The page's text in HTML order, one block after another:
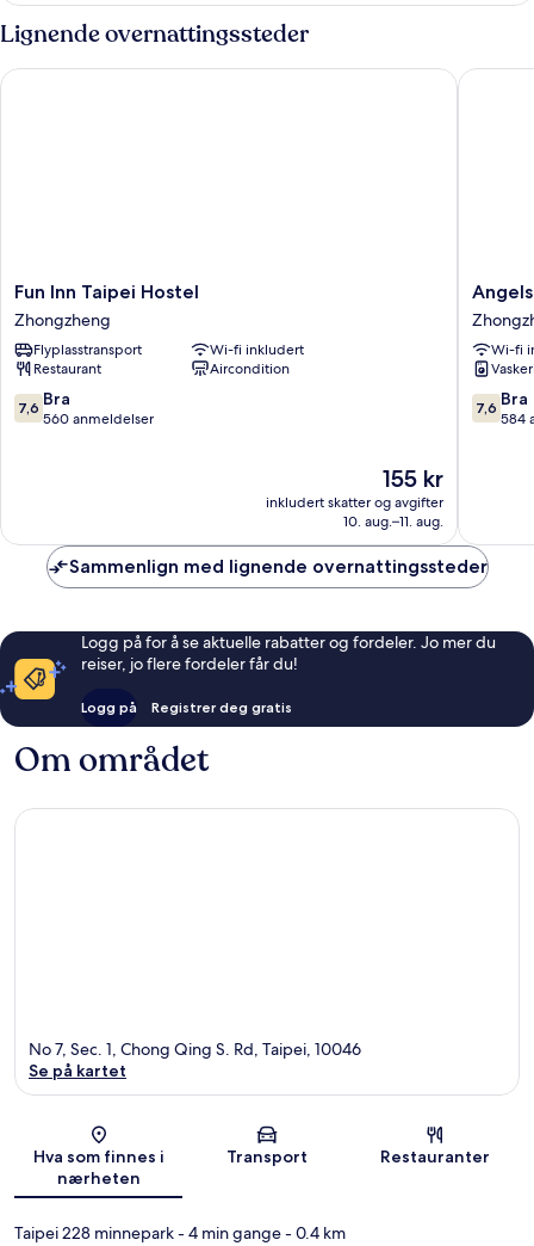
Bed)
kun
for
kvinner
(Single
Lignende overnattingssteder
Fun
Inn
Taipei
Hostel
Zhongzheng
Fun Inn Taipei Hostel
Zhongzheng
Flyplasstransport
Wi-fi inkludert
Restaurant
Aircondition
7.6
av
7,6 Bra
560 anmeldelser
Prisen
155 kr
155 kr
inkludert skatter og avgifter
10. aug.–11. aug.
Fun Inn Taipei Hostel
Angels'
Hostel
-
Taipei
Ximen
Wi-fi
7.6
av
7,6 Bra
584
Angels'
Sammenlign med lignende overnattingssteder
Logg på for å se aktuelle rabatter og fordeler. Jo mer du
reiser, jo flere fordeler får du!
Logg på Registrer deg gratis
Om området
Kart
No 7, Sec. 1, Chong Qing S. Rd, Taipei, 10046
Se på kartet
Hva som finnes i
nærheten
Transport Restauranter
Taipei 228 minnepark- 4 min gange- 0.4 km